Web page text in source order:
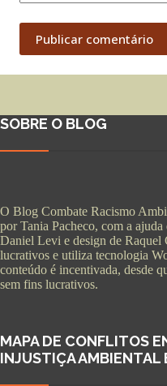
Publicar comentário
SOBRE O BLOG
O Blog Combate Racismo
por Tania Pacheco, com a
Daniel Levi e design de Raquel
lucrativos e utiliza tecnologia
conteúdo é incentivada, desde
sem fins lucrativos.
MAPA DE CONFLITOS
INJUSTIÇA AMBIENTAL